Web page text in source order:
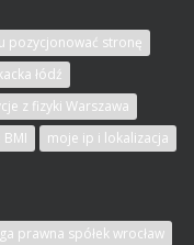
pozycjonować stronę
łódź
z fizyki Warszawa
moje ip i lokalizacja
prawna spółek wrocław